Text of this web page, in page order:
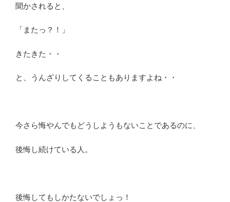
聞かされると、
「またっ？！」
きたきた・・
と、うんざりしてくることもありますよね・・
今さら悔やんでもどうしようもないことであるのに、
後悔し続けている人。
後悔してもしかたないでしょっ！